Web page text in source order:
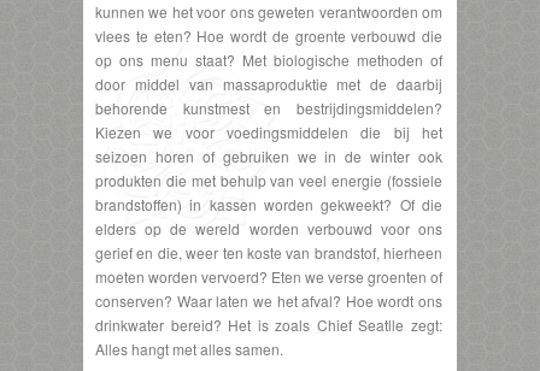
kunnen we het voor ons geweten verantwoorden om
vlees te eten? Hoe wordt de groente verbouwd die
op ons menu staat? Met biologische methoden of
door middel van massaproduktie met de daarbij
behorende kunstmest en bestrijdingsmiddelen?
Kiezen we voor voedingsmiddelen die bij het
seizoen horen of gebruiken we in de winter ook
produkten die met behulp van veel energie (fossiele
brandstoffen) in kassen worden gekweekt? Of die
elders op de wereld worden verbouwd voor ons
gerief en die, weer ten koste van brandstof, hierheen
moeten worden vervoerd? Eten we verse groenten of
conserven? Waar laten we het afval? Hoe wordt ons
drinkwater bereid? Het is zoals Chief Seatlle zegt:
Alles hangt met alles samen.